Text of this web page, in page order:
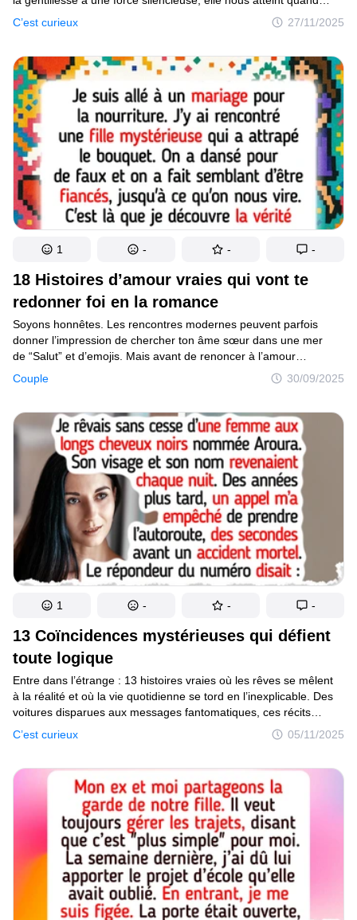
C’est curieux 27/11/2025
on en a le plus besoin. Ces histoires nous rappellent que des
mots doux et de petits gestes d’amour peuvent tout changer,
18 Histoires d’amour vraies qui vont te
redonner foi en la romance
Couple 30/09/2025
Soyons honnêtes. Les rencontres modernes peuvent parfois
donner l’impression de chercher ton âme sœur dans une mer
de “Salut” et d’emojis. Mais avant de renoncer à l’amour
et de passer ton temps UNIQUEMENT avec tes meilleurs amis,
donne une chance à ces 18 histoires d’amour. De rencontres
logique, ces récits prouvent que Cupidon est peut-être maladroit,
mais qu’il arrive toujours au bon moment. Alerte spoiler : prépare
quelques mouchoirs !
1 - - -
13 Coïncidences mystérieuses qui défient
toute logique
C’est curieux 05/11/2025
Entre dans l’étrange : 13 histoires vraies où les rêves se mêlent
à la réalité et où la vie quotidienne se tord en l’inexplicable. Des
voitures disparues aux messages fantomatiques, ces récits
te feront douter de ce qui est réel et de ce qui ne peut pas l’être.
1 - - -